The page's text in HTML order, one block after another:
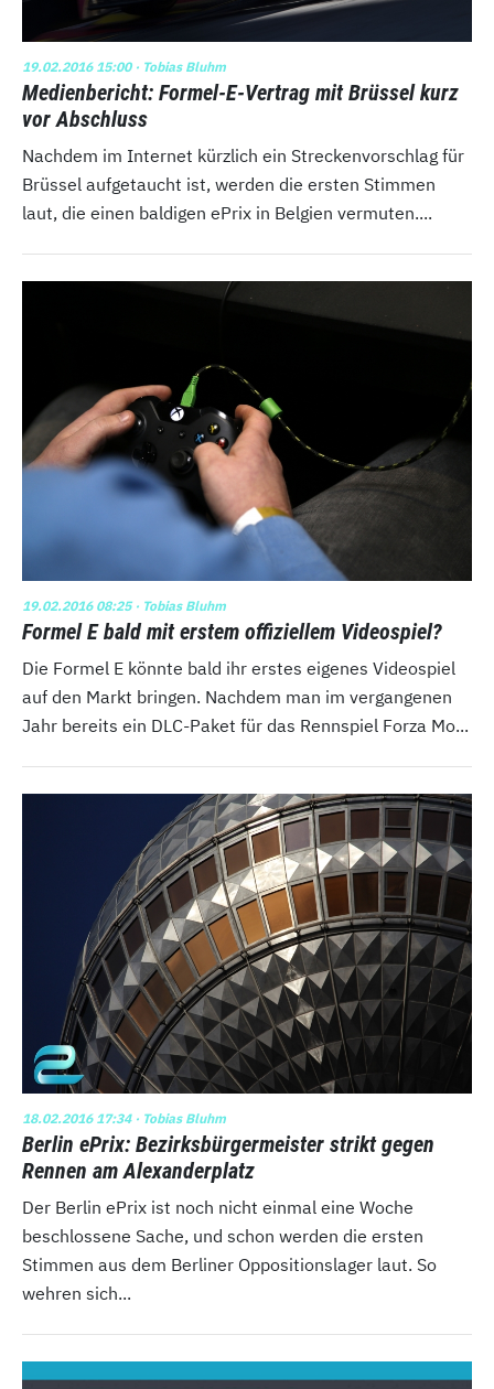
19.02.2016 15:00· Tobias Bluhm
Medienbericht: Formel-E-Vertrag mit Brüssel kurz
vor Abschluss
Nachdem im Internet kürzlich ein Streckenvorschlag für
Brüssel aufgetaucht ist, werden die ersten Stimmen
laut, die einen baldigen ePrix in Belgien vermuten....
19.02.2016 08:25· Tobias Bluhm
Formel E bald mit erstem offiziellem Videospiel?
Die Formel E könnte bald ihr erstes eigenes Videospiel
auf den Markt bringen. Nachdem man im vergangenen
Jahr bereits ein DLC-Paket für das Rennspiel Forza Mo...
18.02.2016 17:34· Tobias Bluhm
Berlin ePrix: Bezirksbürgermeister strikt gegen
Rennen am Alexanderplatz
Der Berlin ePrix ist noch nicht einmal eine Woche
beschlossene Sache, und schon werden die ersten
Stimmen aus dem Berliner Oppositionslager laut. So
wehren sich...